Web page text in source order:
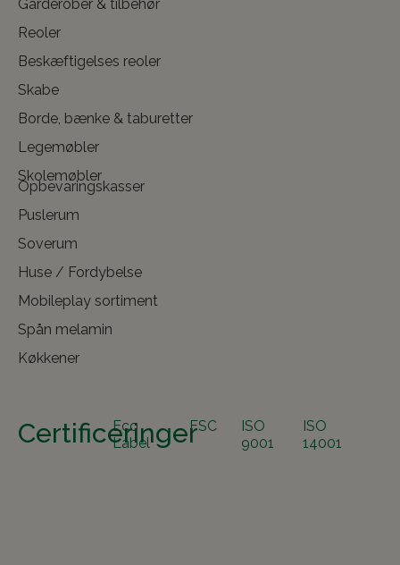
Garderober & tilbehør
Reoler
Beskæftigelses reoler
Skabe
Borde, bænke & taburetter
Legemøbler
Skolemøbler
Opbevaringskasser
Puslerum
Soverum
Huse / Fordybelse
Mobileplay sortiment
Spån melamin
Køkkener
Certificeringer
Eco
Label
FSC
ISO
9001
ISO
14001